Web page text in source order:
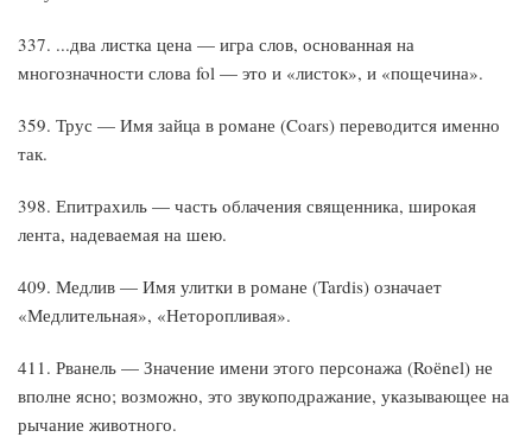
337. ...два листка цена — игра слов, основанная на
многозначности слова fol — это и «листок», и «пощечина».
359. Трус — Имя зайца в романе (Coars) переводится именно
так.
398. Епитрахиль — часть облачения священника, широкая
лента, надеваемая на шею.
409. Медлив — Имя улитки в романе (Tardis) означает
«Медлительная», «Неторопливая».
411. Рванель — Значение имени этого персонажа (Roёnel) не
вполне ясно; возможно, это звукоподражание, указывающее на
рычание животного.